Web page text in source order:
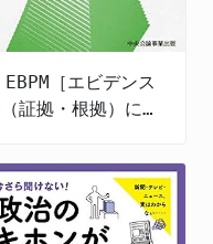
EBPM［エビデンス
（証拠・根拠）に基
何か 令和の新たな
政策形成